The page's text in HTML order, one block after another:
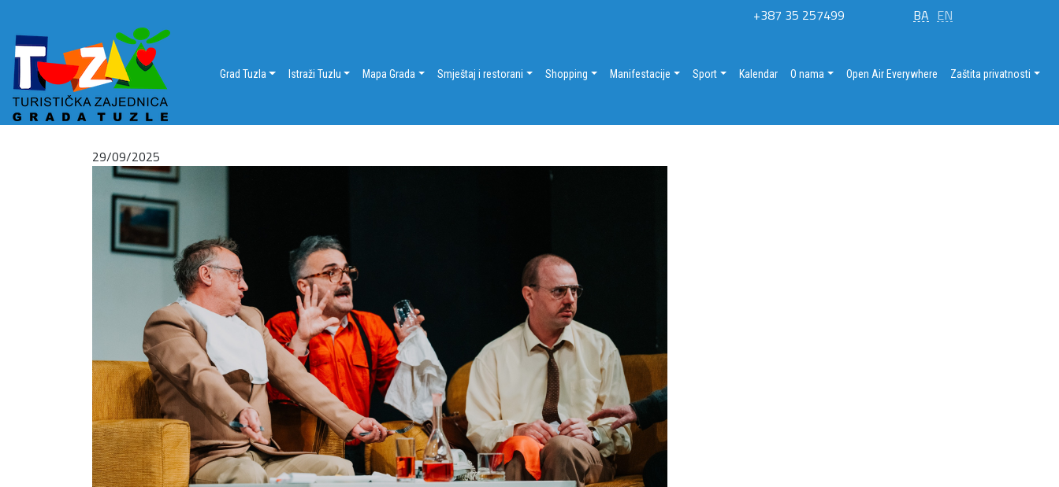
BA EN
+387 35 257499
Grad Tuzla Istraži Tuzlu Mapa Grada Smještaj i restorani Shopping Manifestacije Sport Kalendar O nama Open Air Everywhere Zaštita privatnosti
29/09/2025